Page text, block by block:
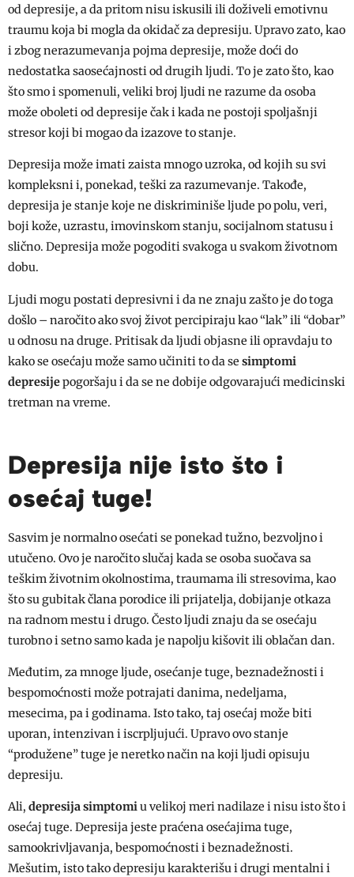
od depresije, a da pritom nisu iskusili ili doživeli emotivnu
traumu koja bi mogla da okidač za depresiju. Upravo zato, kao
i zbog nerazumevanja pojma depresije, može doći do
nedostatka saosećajnosti od drugih ljudi. To je zato što, kao
što smo i spomenuli, veliki broj ljudi ne razume da osoba
može oboleti od depresije čak i kada ne postoji spoljašnji
stresor koji bi mogao da izazove to stanje.
Depresija može imati zaista mnogo uzroka, od kojih su svi
kompleksni i, ponekad, teški za razumevanje. Takođe,
depresija je stanje koje ne diskriminiše ljude po polu, veri,
boji kože, uzrastu, imovinskom stanju, socijalnom statusu i
slično. Depresija može pogoditi svakoga u svakom životnom
dobu.
Ljudi mogu postati depresivni i da ne znaju zašto je do toga
došlo – naročito ako svoj život percipiraju kao “lak” ili “dobar”
u odnosu na druge. Pritisak da ljudi objasne ili opravdaju to
kako se osećaju može samo učiniti to da se simptomi
depresijepogoršaju i da se ne dobije odgovarajući medicinski
tretman na vreme.
Depresija nije isto što i
osećaj tuge!
Sasvim je normalno osećati se ponekad tužno, bezvoljno i
utučeno. Ovo je naročito slučaj kada se osoba suočava sa
teškim životnim okolnostima, traumama ili stresovima, kao
što su gubitak člana porodice ili prijatelja, dobijanje otkaza
na radnom mestu i drugo. Često ljudi znaju da se osećaju
turobno i setno samo kada je napolju kišovit ili oblačan dan.
Međutim, za mnoge ljude, osećanje tuge, beznadežnosti i
bespomoćnosti može potrajati danima, nedeljama,
mesecima, pa i godinama. Isto tako, taj osećaj može biti
uporan, intenzivan i iscrpljujući. Upravo ovo stanje
“produžene” tuge je neretko način na koji ljudi opisuju
depresiju.
Ali, depresija simptomiu velikoj meri nadilaze i nisu isto što i
osećaj tuge. Depresija jeste praćena osećajima tuge,
samookrivljavanja, bespomoćnosti i beznadežnosti.
Mešutim, isto tako depresiju karakterišu i drugi mentalni i